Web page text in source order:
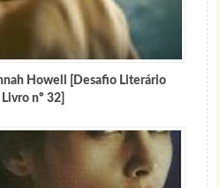
Howell [Desafio Literário
nº 32]